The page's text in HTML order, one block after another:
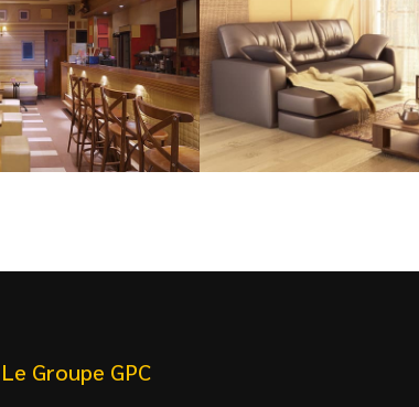
Le Groupe GPC